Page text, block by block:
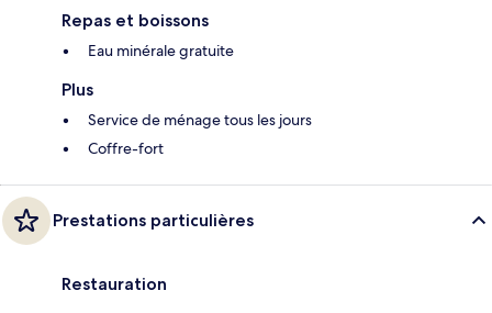
Repas et boissons
Eau minérale gratuite
Plus
Service de ménage tous les jours
Coffre-fort
Prestations particulières
Restauration